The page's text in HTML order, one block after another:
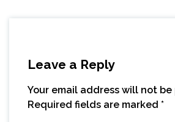
Leave a Reply
Your email address will not be
Required fields are marked *